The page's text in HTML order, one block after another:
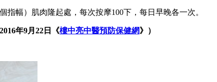
指幅）肌肉隆起處，每次按摩100下，每日早晚各一次。
年9月22日《樓中亮中醫預防保健網》）